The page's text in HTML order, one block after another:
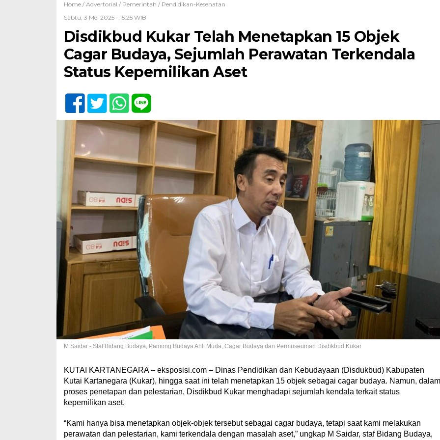
Home / Advertorial / Pemerintah / Pendidikan-Kesehatan
Sabtu, 3 Mei 2025 - 15:25 WIB
Disdikbud Kukar Telah Menetapkan 15 Objek
Cagar Budaya, Sejumlah Perawatan Terkendala
Status Kepemilikan Aset
M Saidar - Staf Bidang Budaya, Pamong Budaya Ahli Muda, Cagar Budaya dan Permuseuman Disdikbud Kukar
KUTAI KARTANEGARA – eksposisi.com – Dinas Pendidikan dan Kebudayaan (Disdukbud) Kabupaten
Kutai Kartanegara (Kukar), hingga saat ini telah menetapkan 15 objek sebagai cagar budaya. Namun, dalam
proses penetapan dan pelestarian, Disdikbud Kukar menghadapi sejumlah kendala terkait status
kepemilikan aset.
“Kami hanya bisa menetapkan objek-objek tersebut sebagai cagar budaya, tetapi saat kami melakukan
perawatan dan pelestarian, kami terkendala dengan masalah aset,” ungkap M Saidar, staf Bidang Budaya,